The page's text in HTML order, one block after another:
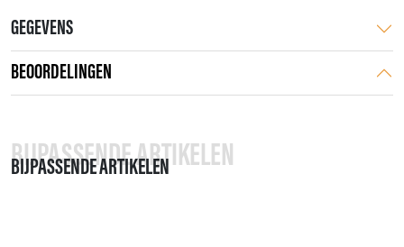
GEGEVENS
BEOORDELINGEN
BIJPASSENDE ARTIKELEN
BIJPASSENDE ARTIKELEN